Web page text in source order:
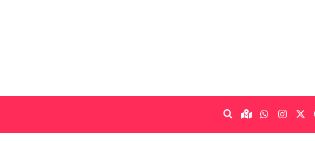
فيسبوكانستقرام
واتسابGoogle maps
البحث عن